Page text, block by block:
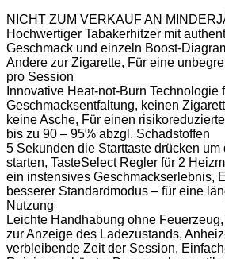
NICHT ZUM VERKAUF AN
Hochwertiger Tabakerhitzer mit
Geschmack und einzeln Boost-
Andere zur Zigarette, Für eine
pro Session
Innovative Heat-not-Burn Technologie
Geschmacksentfaltung, keinen
keine Asche, Für einen
bis zu 90 – 95% abzgl. Schadstoffen
5 Sekunden die Starttaste drücken um
starten, TasteSelect Regler für 2
ein instensives Geschmackserlebnis,
besserer Standardmodus – für eine
Nutzung
Leichte Handhabung ohne
zur Anzeige des Ladezustands,
verbleibende Zeit der Session,